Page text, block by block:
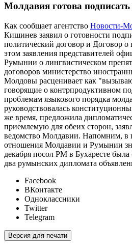
Молдавия готова
Как сообщает агентство Новости-
Кишинев заявил о готовности
политический договор и Договор
этом заявления представителей
Румынии о лингвистическом
договоров министерство
Молдовы расценивает как
говорящие о контрпродуктивном
проблемам языкового порядка
руководствовалась
же время, предложила
приемлемую для обеих сторон,
ведомство Молдавии. Напомним, в
отношения Молдавии и Румынии
декабря посол РМ в Бухаресте
два румынских дипломата
Facebook
ВКонтакте
Одноклассники
Twitter
Telegram
Версия для печати